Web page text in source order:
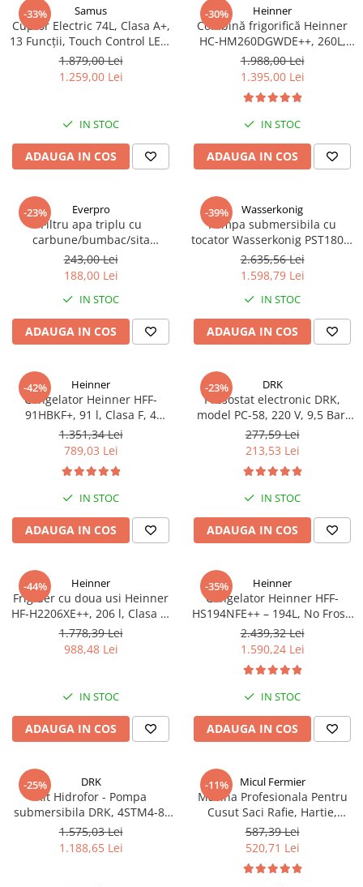
-33% Samus
Cuptor Electric 74L, Clasa A+,
13 Funcții, Touch Control LED,
Panou Sticlă Neagră – Grill,
Convectie 3D, Autocurățare
Catalitică + Accesorii Incluse
1.879,00 Lei
1.259,00 Lei
IN STOC
ADAUGA IN COS
-30% Heinner
Combină frigorifică Heinner
HC-HM260DGWDE++, 260L,
Clasa E, Dozator Apă, Control
Electronic, LED, 180 cm, Gri
Antracit Texturat
1.988,00 Lei
1.395,00 Lei
IN STOC
ADAUGA IN COS
-23% Everpro
Filtru apa triplu cu
carbune/bumbac/sita
3x3/4"*10
243,00 Lei
188,00 Lei
IN STOC
ADAUGA IN COS
-39% Wasserkonig
Pompa submersibila cu
tocator Wasserkonig PST1800,
particule max. 10 mm, putere
1800 W, debit 17500 l/h,
inaltime refulare 11.5 m
2.635,56 Lei
1.598,79 Lei
IN STOC
ADAUGA IN COS
-42% Heinner
Congelator Heinner HFF-
91HBKF+, 91 l, Clasa F, 4
sertare, Control mecanic, H 85
cm, Negru
1.351,34 Lei
789,03 Lei
IN STOC
ADAUGA IN COS
-23% DRK
Presostat electronic DRK,
model PC-58, 220 V, 9,5 Bar,
1Kw, 10A
277,59 Lei
213,53 Lei
IN STOC
ADAUGA IN COS
-44% Heinner
Frigider cu doua usi Heinner
HF-H2206XE++, 206 l, Clasa E,
lumina LED, 3 rafturi de sticla,
H 143 cm, Inox
1.778,39 Lei
988,48 Lei
IN STOC
ADAUGA IN COS
-35% Heinner
Congelator Heinner HFF-
HS194NFE++ – 194L, No Frost,
6 Compartimente, Control
Electronic
2.439,32 Lei
1.590,24 Lei
IN STOC
ADAUGA IN COS
-25% DRK
Kit Hidrofor - Pompa
submersibila DRK, 4STM4-8,
putere 1.8 kW, debit 5m3/h, 8
turbine + Vas de expansiune
100 L, racord 5 cai, supapa de
1.575,03 Lei
1.188,65 Lei
-11% Micul Fermier
Masina Profesionala Pentru
Cusut Saci Rafie, Hartie,
Panza-Plastic 210w taiere
automata, Micul Fermier GF-
1681
587,39 Lei
520,71 Lei